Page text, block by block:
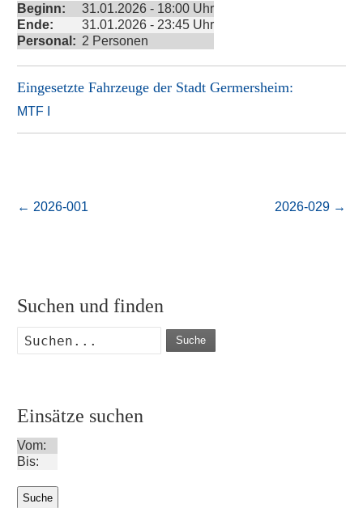
Beginn:
31.01.2026 - 18:00 Uhr
Ende:
31.01.2026 - 23:45 Uhr
Personal: 2 Personen
Eingesetzte Fahrzeuge der Stadt Germersheim:
MTF I
← 2026-001 2026-029 →
Suchen und finden
Suche
Einsätze suchen
Vom:
Bis: